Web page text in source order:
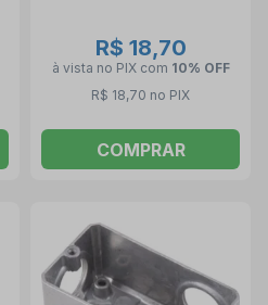
R$ 18,70
à vista no PIX com 10% OFF
R$ 18,70 no PIX
COMPRAR